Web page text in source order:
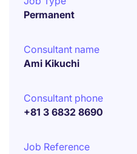
Permanent
Consultant name
Ami Kikuchi
Consultant phone
+81 3 6832 8690
Job Reference